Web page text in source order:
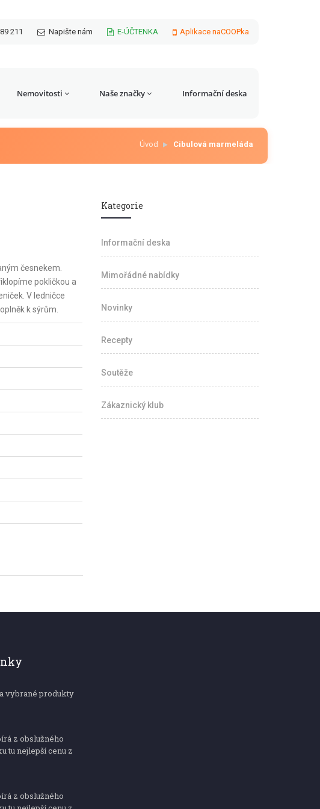
211 Napište nám E-ÚČTENKA Aplikace naCOOPka
Nemovitosti Naše značky Informační deska
Úvod Cibulová marmeláda
česnekem.
pokličkou a
V ledničce
k sýrům.
Kategorie
Informační deska
Mimořádné nabídky
Novinky
Recepty
Soutěže
Zákaznický klub
vybrané produkty
z obslužného
tu nejlepší cenu z
z obslužného